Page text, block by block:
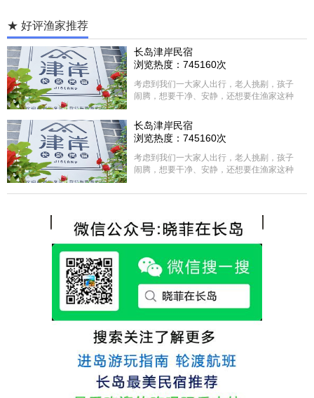
★ 好评渔家推荐
长岛津岸民宿
浏览热度：745160次
考虑到我们一大家人出行，老人挑剔，孩子
闹腾，想要干净、安静，还想要住渔家这种
选择津岸民宿，实际体验客房很干净，饭菜
方面家里老人也很满意，整体饭菜给搭配的
很好，每顿饭也不重样的，海鲜确实是非常
的新鲜呢，另外值得一提的是，他家的海菜
包子非常好吃。 其实长岛可选的酒店、民宿
各不相同，可以根据自己的喜好选择。非常
热情，能根据我提出的需求来安排房间，这
点很好。
长岛津岸民宿
浏览热度：745160次
考虑到我们一大家人出行，老人挑剔，孩子
闹腾，想要干净、安静，还想要住渔家这种
选择津岸民宿，实际体验客房很干净，饭菜
很好，每顿饭也不重样的，海鲜确实是非常
的新鲜呢，另外值得一提的是，他家的海菜
包子非常好吃。 其实长岛可选的酒店、民宿
各不相同，可以根据自己的喜好选择。非常
推荐津岸民宿，关键是老板娘晓菲很细心、
热情，能根据我提出的需求来安排房间，这
点很好。